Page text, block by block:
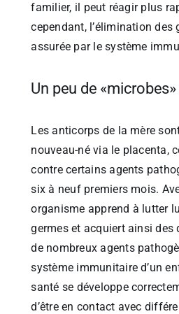
familier, il peut réagir plus
cependant, l’élimination des
assurée par le système
Un peu de «microbes»
Les anticorps de la mère
nouveau-né via le placenta,
contre certains agents
six à neuf premiers mois.
organisme apprend à lutter
germes et acquiert ainsi des
de nombreux agents
système immunitaire d’un
santé se développe
d’être en contact avec